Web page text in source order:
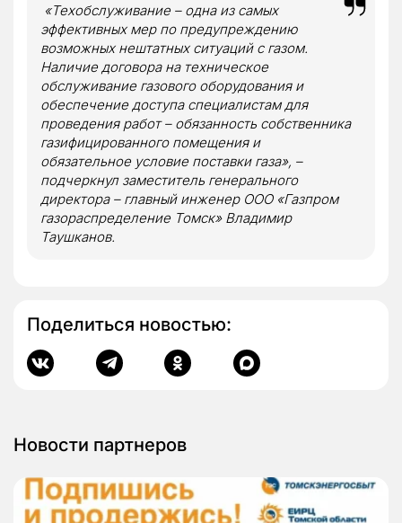
«Техобслуживание – одна из самых
эффективных мер по предупреждению
возможных нештатных ситуаций с газом.
Наличие договора на техническое
обслуживание газового оборудования и
обеспечение доступа специалистам для
проведения работ – обязанность собственника
газифицированного помещения и
обязательное условие поставки газа», –
подчеркнул заместитель генерального
директора – главный инженер ООО «Газпром
газораспределение Томск» Владимир
Таушканов.
Поделиться новостью:
Новости партнеров